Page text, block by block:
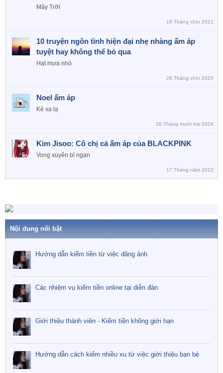
Mây Trời
19 Tháng chín 2021
10 truyện ngôn tình hiện đại nhẹ nhàng ấm áp
tuyệt hay không thể bỏ qua
Hạt mưa nhỏ
26 Tháng chín 2020
Noel ấm áp
Kẻ xa lạ
26 Tháng mười hai 2024
Kim Jisoo: Cô chị cả ấm áp của BLACKPINK
Vong xuyên bỉ ngạn
17 Tháng năm 2022
Nội dung nổi bật
Hướng dẫn kiếm tiền từ việc đăng ảnh
Các nhiệm vụ kiếm tiền online tại diễn đàn
Giới thiệu thành viên - Kiếm tiền không giới hạn
Hướng dẫn cách kiếm nhiều xu từ việc giới thiệu bạn bè